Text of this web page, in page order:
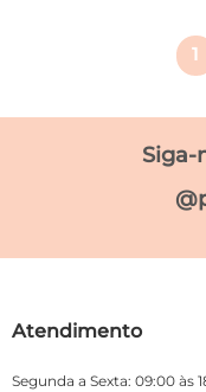
várias
As
opções
podem
1
Siga-
Atendimento
Segunda a Sexta: 09:00 às